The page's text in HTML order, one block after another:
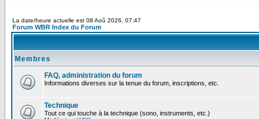
La date/heure actuelle est 08 Aoû 2026, 07:47
Forum WBR Index du Forum
Membres
FAQ, administration du forum
Informations diverses sur la tenue du forum, inscriptions, etc.
Technique
Tout ce qui touche à la technique (sono, instruments, etc.)